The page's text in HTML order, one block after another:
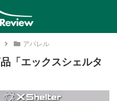
アパレル
「エックスシェルタ